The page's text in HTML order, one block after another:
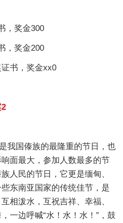
奖金300
奖金200
书，奖金xx0
国傣族的最隆重的节日，也
面最大，参加人数最多的节
人民的节日，它更是缅甸、
东南亚国家的传统佳节，是
相泼水，互祝吉祥、幸福、
一边呼喊“水！水！水！”，鼓